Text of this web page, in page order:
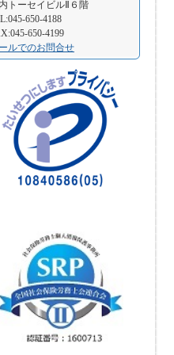
トーセイビルⅡ６階
650-4188
650-4199
ルでのお問合せ